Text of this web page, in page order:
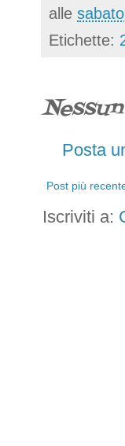
alle
Etichette:
Posta
Post più
Iscriviti a: